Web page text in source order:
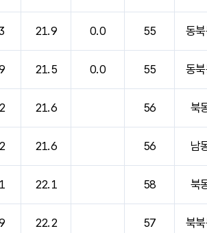
21.9 0.0 55 동
21.5 0.0 55 동
21.6 56 북
21.6 56 남
22.1 58 북
22.2 57 북